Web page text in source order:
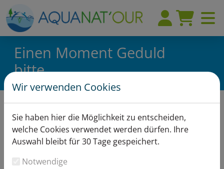
Einen Moment Geduld
bitte...
es derzeit nicht möglich, Artikel zu
kaufen.
Bitte versuchen Sie es in 15 Minuten erneut.
Wir verwenden Cookies
Sie haben hier die Möglichkeit zu entscheiden,
welche Cookies verwendet werden dürfen. Ihre
Auswahl bleibt für 30 Tage gespeichert.
Notwendige